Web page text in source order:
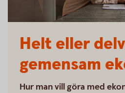
Helt eller
gemensam
Hur man vill göra med